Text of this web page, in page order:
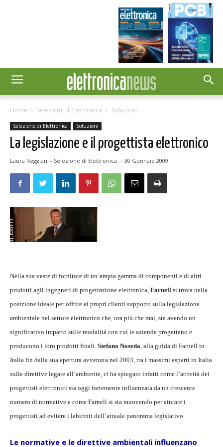
Home Selezione di Elettronica Soluzioni
Selezione di Elettronica Soluzioni
La legislazione e il progettista elettronico
Laura Reggiani - Selezione di Elettronica - 30 Gennaio 2009
Nella sua veste di fornitore di un’ampia gamma di componenti e di altri
prodotti agli ingegneri di progettazione elettronica, Farnell si trova nella
posizione ideale per offrire ai propri clienti supporto sulla legislazione
ambientale nel settore elettronico che, ora più che mai, sta avendo un
significativo impatto sulle modalità con cui le aziende progettano e
producono i loro prodotti finali. Stefano Noseda, alla guida di Farnell in
Italia fin dalla sua apertura avvenuta nel 2003, tra i massimi esperti in Italia
sulle direttive legate all’ambiente, ci ha spiegato infatti come l’attività dei
progettisti elettronici sia oggi fortemente influenzata da un crescente
numero di normative e come Farnell si sta muovendo per aiutare i
progettisti ad evitare i labirinti dell’attuale panorama legislativo.
Le normative e le direttive ambientali influenzano